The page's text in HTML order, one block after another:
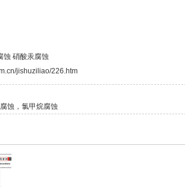
蚀 硝酸汞腐蚀
jishuziliao/226.htm
蚀，氯甲烷腐蚀